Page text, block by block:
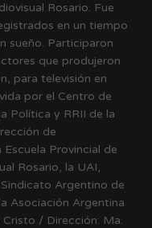
Rosario. Fue
en un tiempo
sueño. Participaron
que produjeron
para televisión en
por el Centro de
Política y RRII de la
de
Provincial de
Rosario, la UAI,
Argentino de
Asociación Argentina
/ Dirección: Ma.